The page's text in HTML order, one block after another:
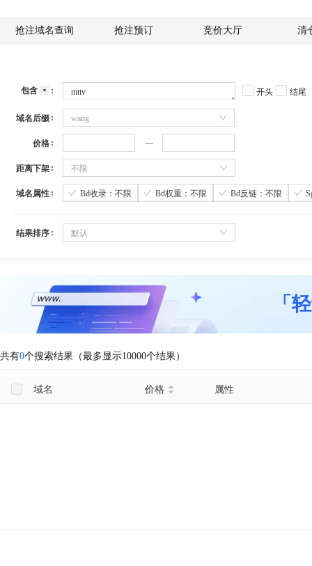
抢注域名查询 抢注预订 竞价大厅 清
包含 开头 结尾
域名后缀 wang
价格
距离下架 不限
域名属性 Bd收录：不限 Bd权重：不限 Bd反链：不限
结果排序 默认
「
共有0个搜索结果（最多显示10000个结果）
域名 价格 属性